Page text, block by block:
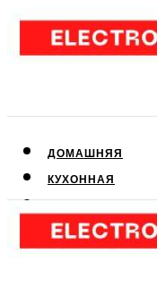
ДОМАШНЯЯ
КУХОННАЯ
КЛИМАТИЧЕСКАЯ